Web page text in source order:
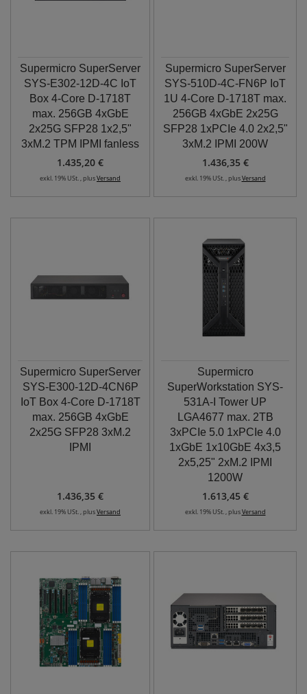
Supermicro SuperServer
SYS-E302-12D-4C IoT
Box 4-Core D-1718T
max. 256GB 4xGbE
2x25G SFP28 1x2,5"
3xM.2 TPM IPMI fanless
1.435,20 €
exkl. 19% USt. , plusVersand
Supermicro SuperServer
SYS-510D-4C-FN6P IoT
1U 4-Core D-1718T max.
256GB 4xGbE 2x25G
SFP28 1xPCIe 4.0 2x2,5"
3xM.2 IPMI 200W
1.436,35 €
exkl. 19% USt. , plusVersand
Supermicro SuperServer
SYS-E300-12D-4CN6P
IoT Box 4-Core D-1718T
max. 256GB 4xGbE
2x25G SFP28 3xM.2
IPMI
1.436,35 €
exkl. 19% USt. , plusVersand
Supermicro
SuperWorkstation SYS-
531A-I Tower UP
LGA4677 max. 2TB
3xPCIe 5.0 1xPCIe 4.0
1xGbE 1x10GbE 4x3,5
2x5,25" 2xM.2 IPMI
1200W
1.613,45 €
exkl. 19% USt. , plusVersand